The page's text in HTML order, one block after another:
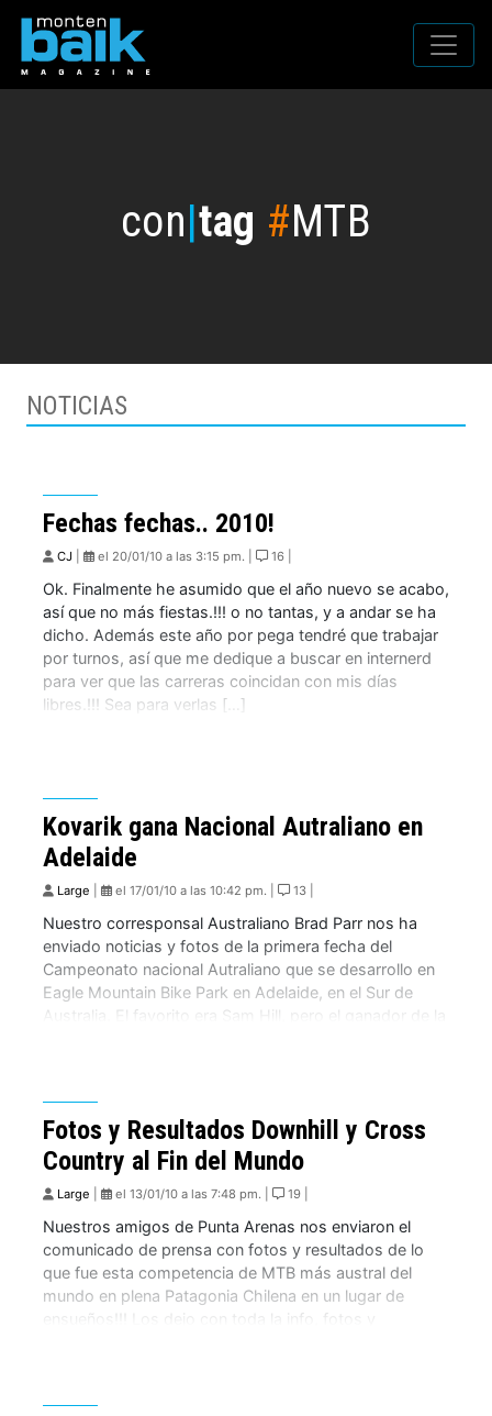
con|tag #MTB
NOTICIAS
Fechas fechas.. 2010!
CJ el 20/01/10 a las 3:15 pm. | 16 |
Ok. Finalmente he asumido que el año nuevo se acabo,
así que no más fiestas.!!! o no tantas, y a andar se ha
dicho. Además este año por pega tendré que trabajar
por turnos, así que me dedique a buscar en internerd
para ver que las carreras coincidan con mis días
libres.!!! Sea para verlas […]
Kovarik gana Nacional Autraliano en
Adelaide
Large el 17/01/10 a las 10:42 pm. | 13 |
Nuestro corresponsal Australiano Brad Parr nos ha
enviado noticias y fotos de la primera fecha del
Campeonato nacional Autraliano que se desarrollo en
Eagle Mountain Bike Park en Adelaide, en el Sur de
Australia. El favorito era Sam Hill, pero el ganador de la
Fotos y Resultados Downhill y Cross
Country al Fin del Mundo
Large el 13/01/10 a las 7:48 pm. | 19 |
Nuestros amigos de Punta Arenas nos enviaron el
comunicado de prensa con fotos y resultados de lo
que fue esta competencia de MTB más austral del
mundo en plena Patagonia Chilena en un lugar de
ensueños!!! Los dejo con toda la info, fotos y